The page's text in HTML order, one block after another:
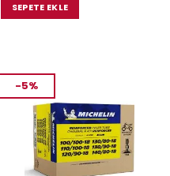
₺2,000.00.
SEPETE EKLE
-5%